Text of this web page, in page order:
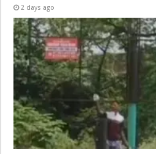
2 days ago